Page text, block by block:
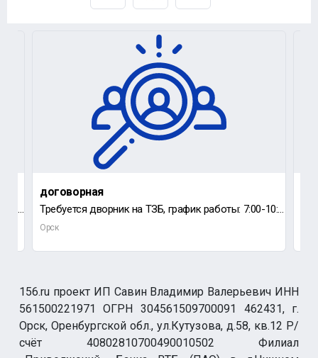
Ищу работу или подработку на удаленной системе или не полная рабочая неделя.
договорная
Требуется дворник на ТЗБ, график работы: 7:00-10:00.
Орск
156.ru проект ИП Савин Владимир Валерьевич ИНН
561500221971 ОГРН 304561509700091 462431, г.
Орск, Оренбургской обл., ул.Кутузова, д.58, кв.12 Р/
счёт 40802810700490010502 Филиал